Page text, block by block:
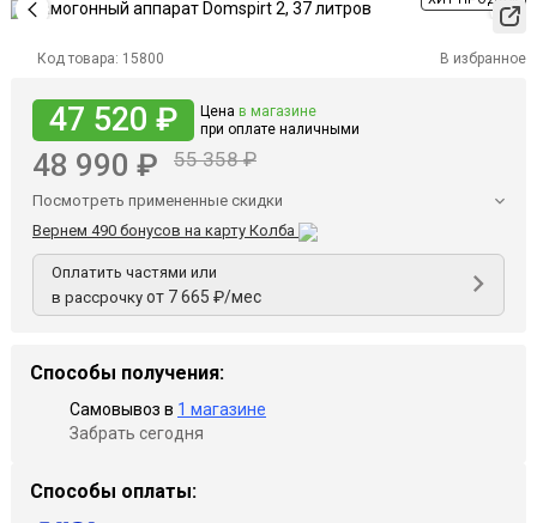
Код товара: 15800 В избранное
47 520 ₽ Цена в магазине
при оплате наличными
48 990 ₽ 55 358 ₽
Посмотреть примененные скидки
Вернем 490 бонусов на карту Колба
Оплатить частями или
в рассрочку от 7 665 ₽/мес
Способы получения:
Самовывоз в 1 магазине
Забрать сегодня
Способы оплаты: